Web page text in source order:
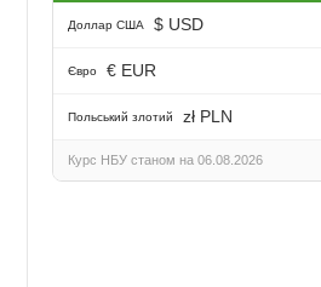
Доллар США $ USD
Євро € EUR
Польський злотий zł PLN
Курс НБУ станом на 06.08.2026